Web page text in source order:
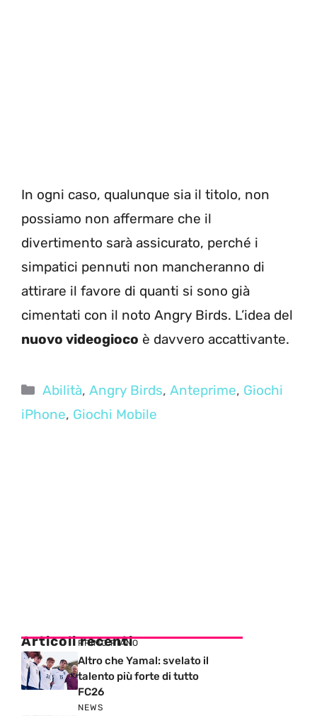
In ogni caso, qualunque sia il titolo, non
possiamo non affermare che il
divertimento sarà assicurato, perché i
simpatici pennuti non mancheranno di
attirare il favore di quanti si sono già
cimentati con il noto Angry Birds. L’idea del
nuovo videogioco è davvero accattivante.
Categorie
Abilità,Angry Birds,Anteprime, Giochi
iPhone, Giochi Mobile
Articoli recenti
PRIMO PIANO
Altro che Yamal: svelato il
talento più forte di tutto
FC26
NEWS